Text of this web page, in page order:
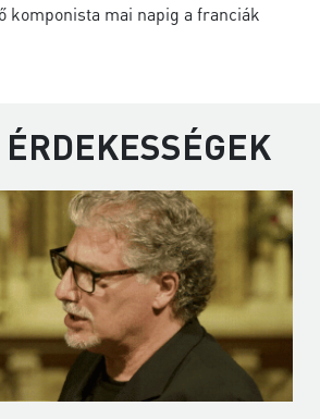
komponista mai napig a franciák